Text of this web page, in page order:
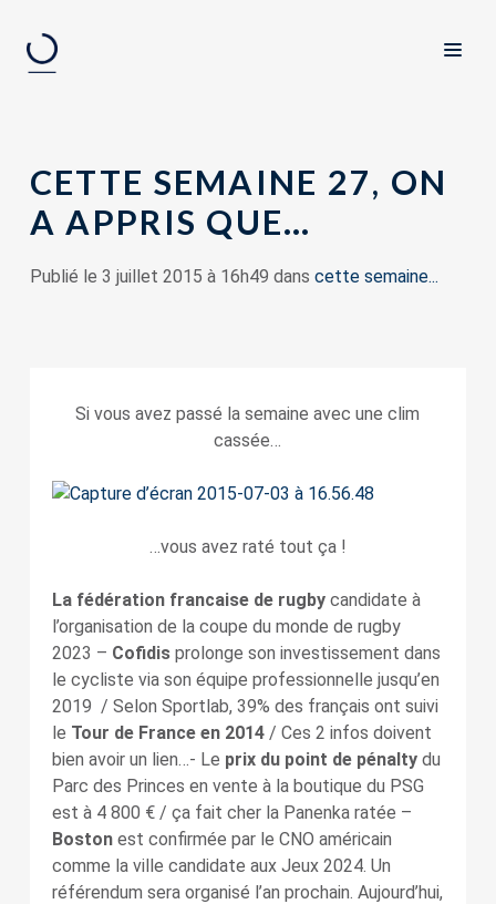
CETTE SEMAINE 27, ON
A APPRIS QUE…
Publié le 3 juillet 2015 à 16h49 dans cette semaine...
Si vous avez passé la semaine avec une clim
cassée…
…vous avez raté tout ça !
La fédération francaise de rugbycandidate à
l’organisation de la coupe du monde de rugby
2023 – Cofidisprolonge son investissement dans
le cycliste via son équipe professionnelle jusqu’en
2019 / Selon Sportlab, 39% des français ont suivi
le Tour de France en 2014/ Ces 2 infos doivent
bien avoir un lien…- Le prix du point de pénaltydu
Parc des Princes en vente à la boutique du PSG
est à 4 800 € / ça fait cher la Panenka ratée –
Bostonest confirmée par le CNO américain
comme la ville candidate aux Jeux 2024. Un
référendum sera organisé l’an prochain. Aujourd’hui,